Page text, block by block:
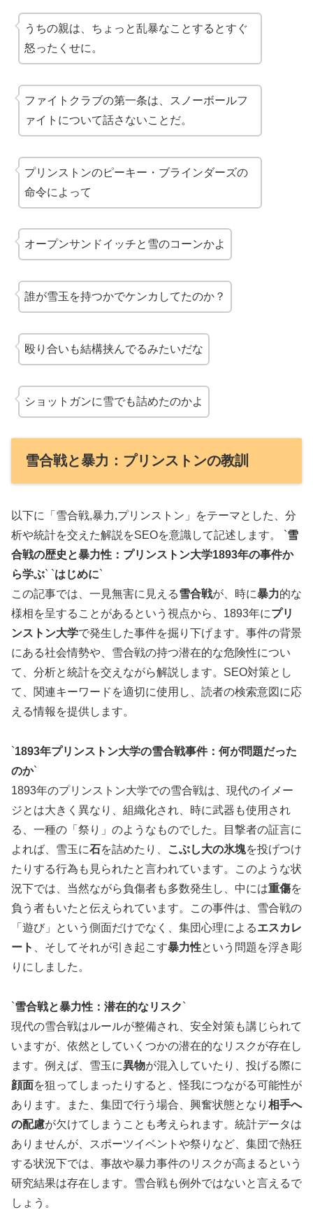
うちの親は、ちょっと乱暴なことするとすぐ
怒ったくせに。
ファイトクラブの第一条は、スノーボールフ
ァイトについて話さないことだ。
プリンストンのピーキー・ブラインダーズの
命令によって
オープンサンドイッチと雪のコーンかよ
誰が雪玉を持つかでケンカしてたのか？
殴り合いも結構挟んでるみたいだな
ショットガンに雪でも詰めたのかよ
雪合戦と暴力：プリンストンの教訓
以下に「雪合戦,暴力,プリンストン」をテーマとした、分
析や統計を交えた解説をSEOを意識して記述します。 `雪
合戦の歴史と暴力性：プリンストン大学1893年の事件か
ら学ぶ` `はじめに`
この記事では、一見無害に見える雪合戦が、時に暴力的な
様相を呈することがあるという視点から、1893年にプリ
ンストン大学で発生した事件を掘り下げます。事件の背景
にある社会情勢や、雪合戦の持つ潜在的な危険性につい
て、分析と統計を交えながら解説します。SEO対策とし
て、関連キーワードを適切に使用し、読者の検索意図に応
える情報を提供します。
`1893年プリンストン大学の雪合戦事件：何が問題だった
のか`
1893年のプリンストン大学での雪合戦は、現代のイメー
ジとは大きく異なり、組織化され、時に武器も使用され
る、一種の「祭り」のようなものでした。目撃者の証言に
よれば、雪玉に石を詰めたり、 こぶし大の氷塊を投げつけ
たりする行為も見られたと言われています。このような状
況下では、当然ながら負傷者も多数発生し、中には重傷を
負う者もいたと伝えられています。この事件は、雪合戦の
「遊び」という側面だけでなく、集団心理によるエスカレ
ート
、そしてそれが引き起こす暴力性という問題を浮き彫
りにしました。
`雪合戦と暴力性：潜在的なリスク`
現代の雪合戦はルールが整備され、安全対策も講じられて
いますが、依然としていくつかの潜在的なリスクが存在し
ます。例えば、雪玉に異物が混入していたり、投げる際に
顔面を狙ってしまったりすると、怪我につながる可能性が
あります。また、集団で行う場合、興奮状態となり 相手へ
の配慮が欠けてしまうことも考えられます。統計データは
ありませんが、スポーツイベントや祭りなど、集団で熱狂
する状況下では、事故や暴力事件のリスクが高まるという
研究結果は存在します。雪合戦も例外ではないと言えるで
しょう。